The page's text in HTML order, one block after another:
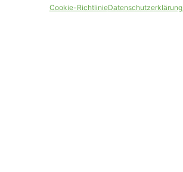
Cookie-RichtlinieDatenschutzerklärung